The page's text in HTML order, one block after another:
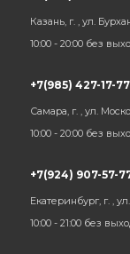
Казань, г. , ул.
10:00 - 20:00 без
+7(985) 427-17-77
Самара, г. , ул.
10:00 - 20:00 без
+7(924) 907-57-
Екатеринбург, г. ,
10:00 - 21:00 без